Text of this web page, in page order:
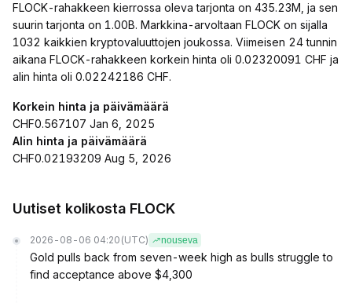
FLOCK-rahakkeen kierrossa oleva tarjonta on 435.23M, ja sen
suurin tarjonta on 1.00B. Markkina-arvoltaan FLOCK on sijalla
1032 kaikkien kryptovaluuttojen joukossa. Viimeisen 24 tunnin
aikana FLOCK-rahakkeen korkein hinta oli 0.02320091 CHF ja
alin hinta oli 0.02242186 CHF.
Korkein hinta ja päivämäärä
CHF0.567107 Jan 6, 2025
Alin hinta ja päivämäärä
CHF0.02193209 Aug 5, 2026
Uutiset kolikosta FLOCK
2026-08-06 04:20 (UTC) nouseva
Gold pulls back from seven-week high as bulls struggle to
find acceptance above $4,300